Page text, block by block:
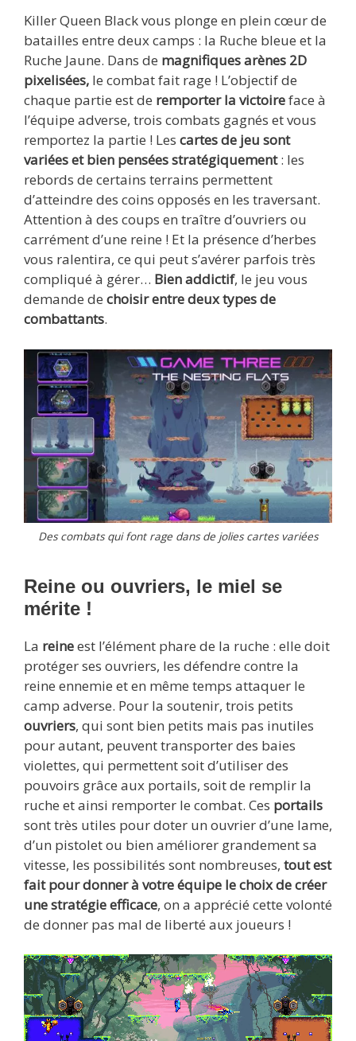
Killer Queen Black vous plonge en plein cœur de
batailles entre deux camps : la Ruche bleue et la
Ruche Jaune. Dans de magnifiques arènes 2D
pixelisées, le combat fait rage ! L’objectif de
chaque partie est de remporter la victoireface à
l’équipe adverse, trois combats gagnés et vous
remportez la partie ! Les cartes de jeu sont
variées et bien pensées stratégiquement: les
rebords de certains terrains permettent
d’atteindre des coins opposés en les traversant.
Attention à des coups en traître d’ouvriers ou
carrément d’une reine ! Et la présence d’herbes
vous ralentira, ce qui peut s’avérer parfois très
compliqué à gérer… Bien addictif, le jeu vous
demande de choisir entre deux types de
combattants.
Des combats qui font rage dans de jolies cartes variées
Reine ou ouvriers, le miel se
mérite !
La reineest l’élément phare de la ruche : elle doit
protéger ses ouvriers, les défendre contre la
reine ennemie et en même temps attaquer le
camp adverse. Pour la soutenir, trois petits
ouvriers, qui sont bien petits mais pas inutiles
pour autant, peuvent transporter des baies
violettes, qui permettent soit d’utiliser des
pouvoirs grâce aux portails, soit de remplir la
ruche et ainsi remporter le combat. Ces portails
sont très utiles pour doter un ouvrier d’une lame,
d’un pistolet ou bien améliorer grandement sa
vitesse, les possibilités sont nombreuses, tout est
fait pour donner à votre équipe le choix de créer
une stratégie efficace, on a apprécié cette volonté
de donner pas mal de liberté aux joueurs !